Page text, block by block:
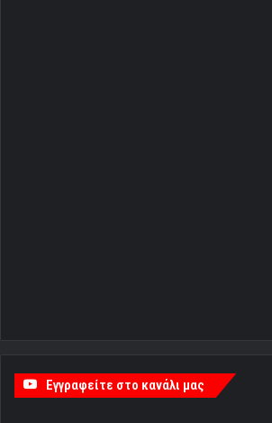
Εγγραφείτε στο κανάλι μας